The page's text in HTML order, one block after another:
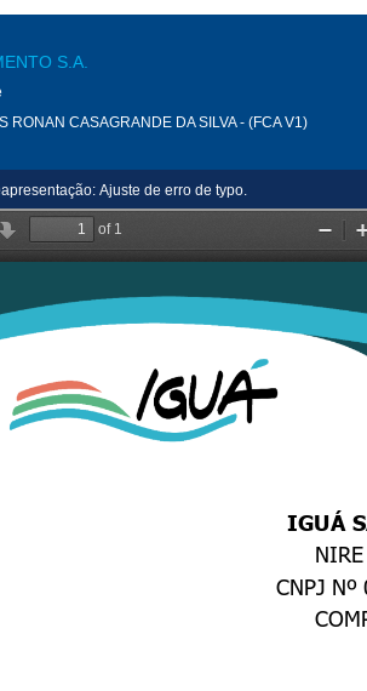
S.A.
RONAN CASAGRANDE DA SILVA - (FCA V1)
Ajuste de erro de typo.